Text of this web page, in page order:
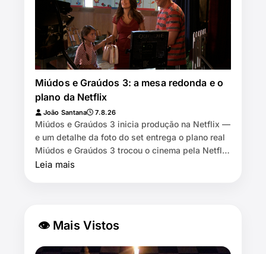
Miúdos e Graúdos 3: a mesa redonda e o
plano da Netflix
João Santana 7.8.26
Miúdos e Graúdos 3 inicia produção na Netflix —
e um detalhe da foto do set entrega o plano real
Miúdos e Graúdos 3 trocou o cinema pela Netflix
⏱️ 7 min de leitura …
Leia mais
👁 Mais Vistos